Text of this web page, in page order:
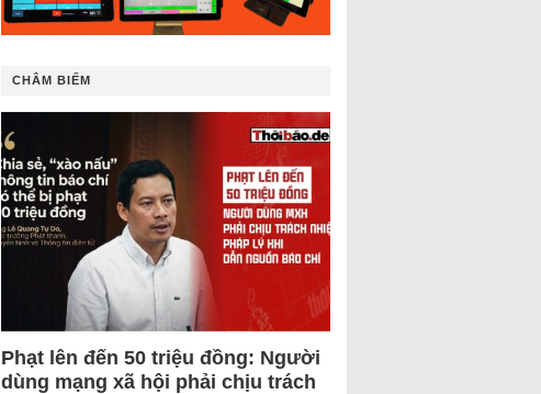
CHÂM BIẾM
Phạt lên đến 50 triệu đồng: Người
dùng mạng xã hội phải chịu trách